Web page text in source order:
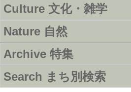
Culture 文化・雑学
Nature 自然
Archive 特集
Search まち別検索